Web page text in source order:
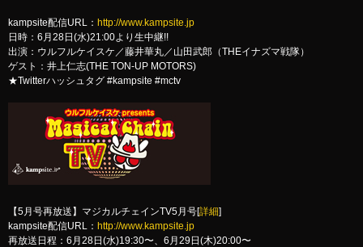
kampsite配信URL： http://www.kampsite.jp
日時：6月28日(水)21:00より生中継!!
出演：ウルフルケイスケ／藤井華丸／山田武郎（THEイナズマ戦隊）
ゲスト：井上仁志(THE TON-UP MOTORS)
★Twitterハッシュタグ #kampsite #mctv
【5月号再放送】マジカルチェインTV5月号[詳細]
kampsite配信URL： http://www.kampsite.jp
再放送日程：6月28日(水)19:30〜、6月29日(木)20:00〜